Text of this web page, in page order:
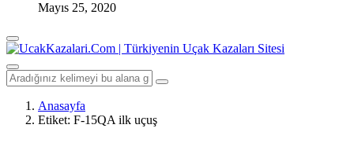
Mayıs 25, 2020
Anasayfa
Etiket: F-15QA ilk uçuş